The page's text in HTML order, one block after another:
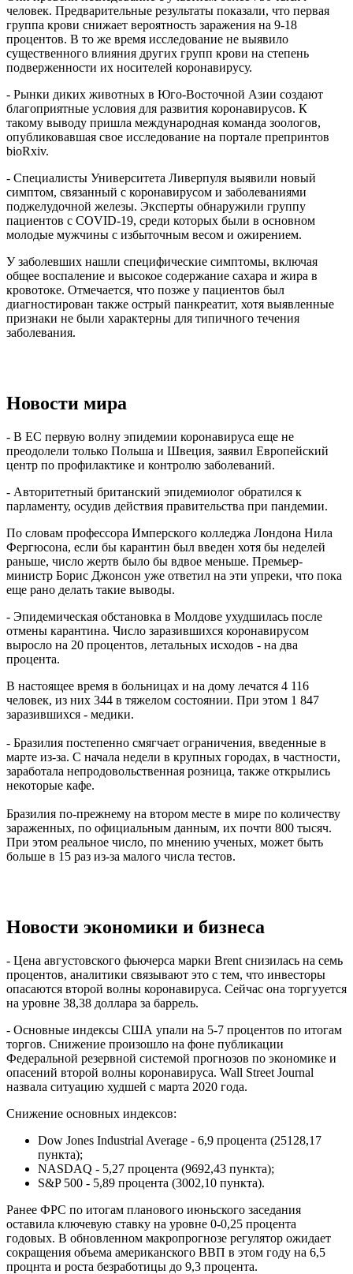
человек. Предварительные результаты показали, что первая
группа крови снижает вероятность заражения на 9-18
процентов. В то же время исследование не выявило
существенного влияния других групп крови на степень
подверженности их носителей коронавирусу.
- Рынки диких животных в Юго-Восточной Азии создают
благоприятные условия для развития коронавирусов. К
такому выводу пришла международная команда зоологов,
опубликовавшая свое исследование на портале препринтов
bioRxiv.
- Специалисты Университета Ливерпуля выявили новый
симптом, связанный с коронавирусом и заболеваниями
поджелудочной железы. Эксперты обнаружили группу
пациентов с COVID-19, среди которых были в основном
молодые мужчины с избыточным весом и ожирением.
У заболевших нашли специфические симптомы, включая
общее воспаление и высокое содержание сахара и жира в
кровотоке. Отмечается, что позже у пациентов был
диагностирован также острый панкреатит, хотя выявленные
признаки не были характерны для типичного течения
заболевания.
Новости мира
- В ЕС первую волну эпидемии коронавируса еще не
преодолели только Польша и Швеция, заявил Европейский
центр по профилактике и контролю заболеваний.
- Авторитетный британский эпидемиолог обратился к
парламенту, осудив действия правительства при пандемии.
По словам профессора Имперского колледжа Лондона Нила
Фергюсона, если бы карантин был введен хотя бы неделей
раньше, число жертв было бы вдвое меньше. Премьер-
министр Борис Джонсон уже ответил на эти упреки, что пока
еще рано делать такие выводы.
- Эпидемическая обстановка в Молдове ухудшилась после
отмены карантина. Число заразившихся коронавирусом
выросло на 20 процентов, летальных исходов - на два
процента.
В настоящее время в больницах и на дому лечатся 4 116
человек, из них 344 в тяжелом состоянии. При этом 1 847
заразившихся - медики.
- Бразилия постепенно смягчает ограничения, введенные в
марте из-за. С начала недели в крупных городах, в частности,
заработала непродовольственная розница, также открылись
некоторые кафе.
Бразилия по-прежнему на втором месте в мире по количеству
зараженных, по официальным данным, их почти 800 тысяч.
При этом реальное число, по мнению ученых, может быть
больше в 15 раз из-за малого числа тестов.
Новости экономики и бизнеса
- Цена августовского фьючерса марки Brent снизилась на семь
процентов, аналитики связывают это с тем, что инвесторы
опасаются второй волны коронавируса. Сейчас она торгууется
на уровне 38,38 доллара за баррель.
- Основные индексы США упали на 5-7 процентов по итогам
торгов. Снижение произошло на фоне публикации
Федеральной резервной системой прогнозов по экономике и
опасений второй волны коронавируса. Wall Street Journal
назвала ситуацию худшей с марта 2020 года.
Снижение основных индексов:
Dow Jones Industrial Average - 6,9 процента (25128,17
пункта);
NASDAQ - 5,27 процента (9692,43 пункта);
S&P 500 - 5,89 процента (3002,10 пункта).
Ранее ФРС по итогам планового июньского заседания
оставила ключевую ставку на уровне 0-0,25 процента
годовых. В обновленном макропрогнозе регулятор ожидает
сокращения объема американского ВВП в этом году на 6,5
процнта и роста безработицы до 9,3 процента.